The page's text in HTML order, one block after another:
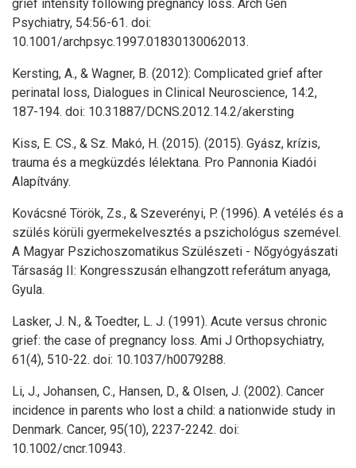
grief intensity following pregnancy loss. Arch Gen
Psychiatry, 54:56-61. doi:
10.1001/archpsyc.1997.01830130062013.
Kersting, A., & Wagner, B. (2012): Complicated grief after
perinatal loss, Dialogues in Clinical Neuroscience, 14:2,
187-194. doi: 10.31887/DCNS.2012.14.2/akersting
Kiss, E. CS., & Sz. Makó, H. (2015). (2015). Gyász, krízis,
trauma és a megküzdés lélektana. Pro Pannonia Kiadói
Alapítvány.
Kovácsné Török, Zs., & Szeverényi, P. (1996). A vetélés és a
szülés körüli gyermekelvesztés a pszichológus szemével.
A Magyar Pszichoszomatikus Szülészeti - Nőgyógyászati
Társaság II: Kongresszusán elhangzott referátum anyaga,
Gyula.
Lasker, J. N., & Toedter, L. J. (1991). Acute versus chronic
grief: the case of pregnancy loss. Ami J Orthopsychiatry,
61(4), 510-22. doi: 10.1037/h0079288.
Li, J., Johansen, C., Hansen, D., & Olsen, J. (2002). Cancer
incidence in parents who lost a child: a nationwide study in
Denmark. Cancer, 95(10), 2237-2242. doi:
10.1002/cncr.10943.